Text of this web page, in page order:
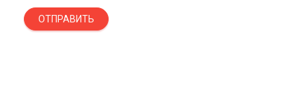
ОТПРАВИТЬ